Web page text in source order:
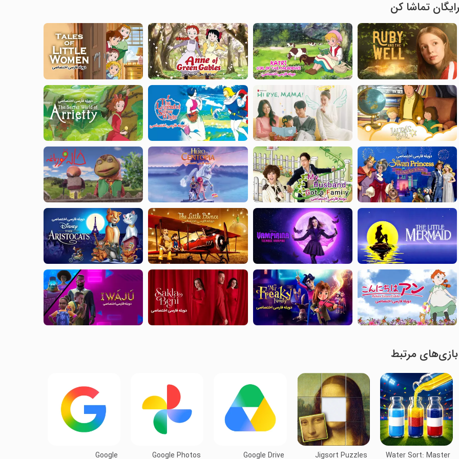
رایگان تماشا کن
بازی‌های مرتبط
Water Sort: Master
Jigsort Puzzles
Google Drive
Google Photos
Google